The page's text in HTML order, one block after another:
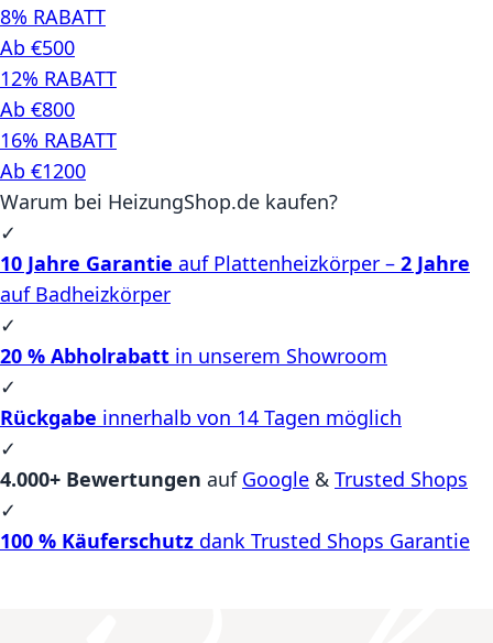
8% RABATT
Ab €500
12% RABATT
Ab €800
16% RABATT
Ab €1200
Warum bei HeizungShop.de kaufen?
✓
10 Jahre Garantie auf Plattenheizkörper – 2 Jahre
auf Badheizkörper
✓
20 % Abholrabatt in unserem Showroom
✓
Rückgabe innerhalb von 14 Tagen möglich
✓
4.000+ Bewertungen auf Google & Trusted Shops
✓
100 % Käuferschutz dank Trusted Shops Garantie